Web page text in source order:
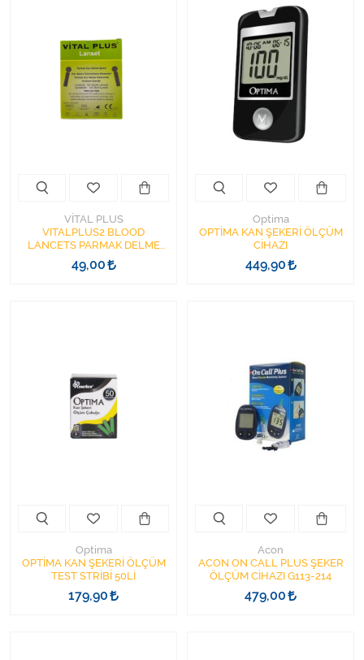
VİTAL PLUS
VITALPLUS2 BLOOD
LANCETS PARMAK DELME
İĞNESİ LANSET 30G 100'LÜ
YUVARLAK GİRİŞLİ
49,00
Optima
OPTİMA KAN ŞEKERİ ÖLÇÜM
CİHAZI
449,90
Optima
OPTİMA KAN ŞEKERİ ÖLÇÜM
TEST STRİBİ 50Lİ
179,90
Acon
ACON ON CALL PLUS ŞEKER
ÖLÇÜM CİHAZI G113-214
479,00